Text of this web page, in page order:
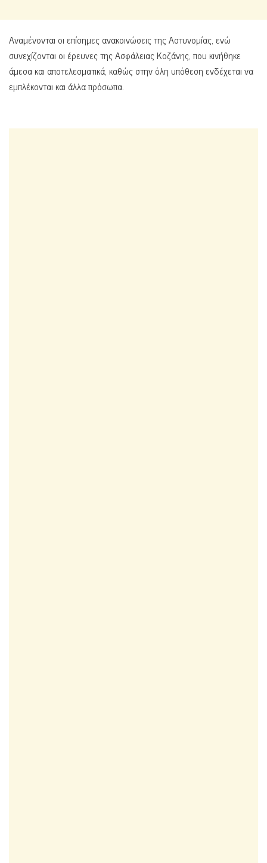
Αναμένονται οι επίσημες ανακοινώσεις της Αστυνομίας, ενώ
συνεχίζονται οι έρευνες της Ασφάλειας Κοζάνης, που κινήθηκε
άμεσα και αποτελεσματικά, καθώς στην όλη υπόθεση ενδέχεται να
εμπλέκονται και άλλα πρόσωπα.